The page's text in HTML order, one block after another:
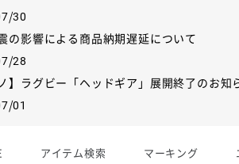
30
の影響による商品納期遅延について
28
】ラグビー「ヘッドギア」展開終了のお知
01
09
アイテム検索 マーキング